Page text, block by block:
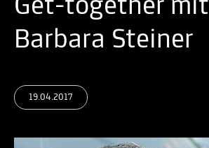
Get-together mit
Barbara Steiner
19.04.2017